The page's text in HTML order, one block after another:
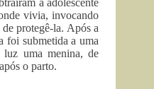
a adolescente
vivia, invocando
protegê-la. Após a
foi submetida a uma
luz uma menina, de
o parto.